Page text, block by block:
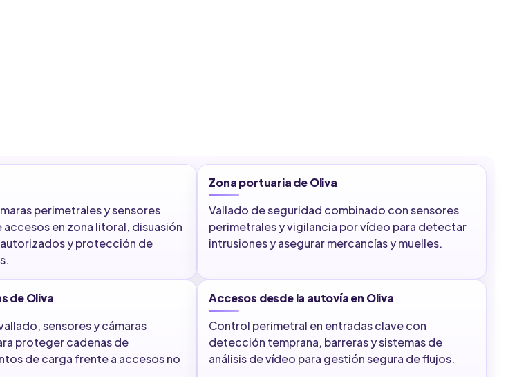
perimetrales y sensores
en zona litoral, disuasión
y protección de
Zona portuaria de Oliva
Vallado de seguridad combinado con sensores
perimetrales y vigilancia por vídeo para detectar
intrusiones y asegurar mercancías y muelles.
de Oliva
sensores y cámaras
proteger cadenas de
de carga frente a accesos no
Accesos desde la autovía en Oliva
Control perimetral en entradas clave con
detección temprana, barreras y sistemas de
análisis de vídeo para gestión segura de flujos.